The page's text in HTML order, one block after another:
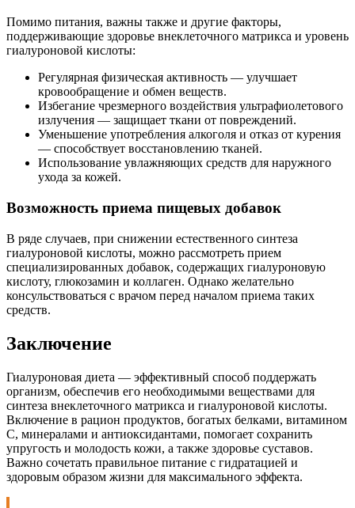
Помимо питания, важны также и другие факторы,
поддерживающие здоровье внеклеточного матрикса и уровень
гиалуроновой кислоты:
Регулярная физическая активность — улучшает
кровообращение и обмен веществ.
Избегание чрезмерного воздействия ультрафиолетового
излучения — защищает ткани от повреждений.
Уменьшение употребления алкоголя и отказ от курения
— способствует восстановлению тканей.
Использование увлажняющих средств для наружного
ухода за кожей.
Возможность приема пищевых добавок
В ряде случаев, при снижении естественного синтеза
гиалуроновой кислоты, можно рассмотреть прием
специализированных добавок, содержащих гиалуроновую
кислоту, глюкозамин и коллаген. Однако желательно
консульствоваться с врачом перед началом приема таких
средств.
Заключение
Гиалуроновая диета — эффективный способ поддержать
организм, обеспечив его необходимыми веществами для
синтеза внеклеточного матрикса и гиалуроновой кислоты.
Включение в рацион продуктов, богатых белками, витамином
C, минералами и антиоксидантами, помогает сохранить
упругость и молодость кожи, а также здоровье суставов.
Важно сочетать правильное питание с гидратацией и
здоровым образом жизни для максимального эффекта.